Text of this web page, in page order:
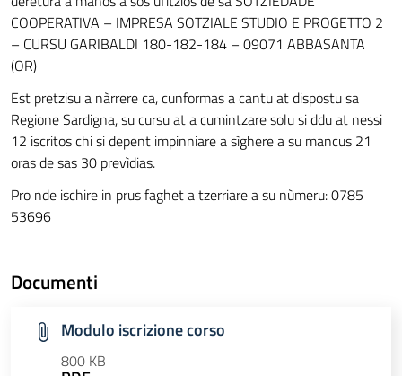
COOPERATIVA – IMPRESA SOTZIALE STUDIO E PROGETTO 2
– CURSU GARIBALDI 180-182-184 – 09071 ABBASANTA
(OR)
Est pretzisu a nàrrere ca, cunformas a cantu at dispostu sa
Regione Sardigna, su cursu at a cumintzare solu si ddu at nessi
12 iscritos chi si depent impinniare a sìghere a su mancus 21
oras de sas 30 prevìdias.
Pro nde ischire in prus faghet a tzerriare a su nùmeru: 0785
53696
Documenti
Modulo iscrizione corso
800 KB